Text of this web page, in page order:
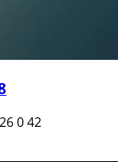
042